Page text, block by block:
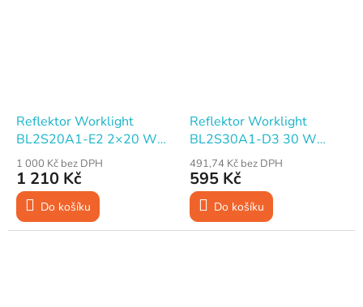
Reflektor Worklight
BL2S20A1-E2 2×20 W
SMD LED 3200 lm, IP65,
kabel 2,5 m, stativ
1 000 Kč bez DPH
1 210 Kč
Do košíku
Reflektor Worklight
BL2S30A1-D3 30 W
SMD LED 2400 lm, IP65,
kabel 1,8 m
491,74 Kč bez DPH
595 Kč
Do košíku